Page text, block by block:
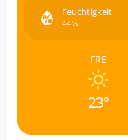
Feuchtigkeit
44%
FRE
23°